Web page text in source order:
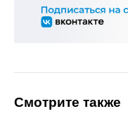
Смотрите также